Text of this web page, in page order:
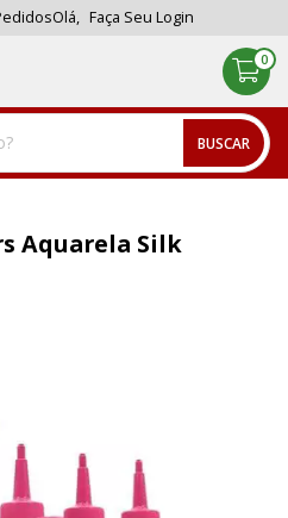
Olá, Faça Seu Login
BUSCAR
0
Aquarela Silk